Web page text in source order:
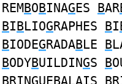
REMBOBINAGES BAR
BIBLIOGRAPHES BI
BIODEGRADABLE B
BODYBUILDINGS B
BRINGUEBALAIS B